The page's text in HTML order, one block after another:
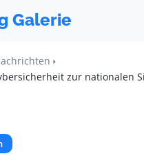
Galerie
zur nationalen